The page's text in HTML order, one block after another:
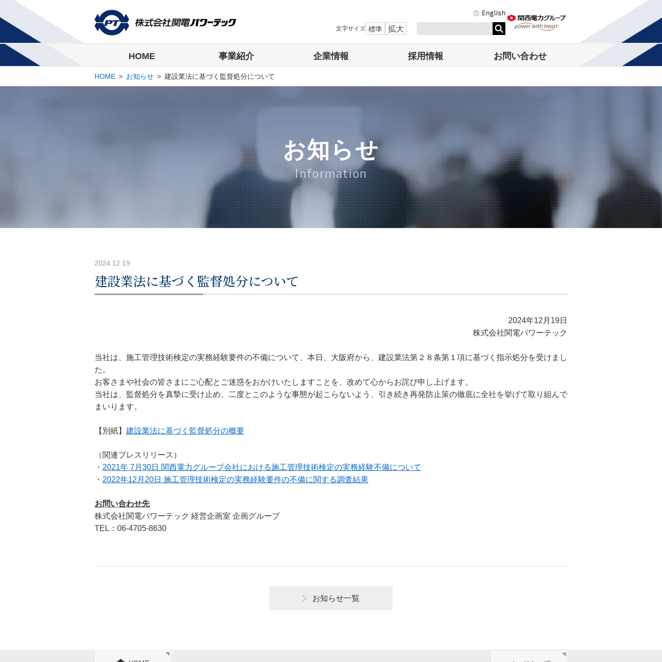
文字サイズ 標準 拡大
HOME 事業紹介 企業情報 採用情報 お問い合わせ
HOME > お知らせ > 建設業法に基づく監督処分について
お知らせ
Information
2024.12.19
建設業法に基づく監督処分について
2024年12月19日
株式会社関電パワーテック
当社は、施工管理技術検定の実務経験要件の不備について、本日、大阪府から、建設業法第２８条第１項に基づく指示処分を受けまし
た。
お客さまや社会の皆さまにご心配とご迷惑をおかけいたしますことを、改めて心からお詫び申し上げます。
当社は、監督処分を真摯に受け止め、二度とこのような事態が起こらないよう、引き続き再発防止策の徹底に全社を挙げて取り組んで
まいります。
【別紙】 建設業法に基づく監督処分の概要
（関連プレスリリース）
・ 2021年 7月30日 関西電力グループ会社における施工管理技術検定の実務経験不備について
・ 2022年12月20日 施工管理技術検定の実務経験要件の不備に関する調査結果
お問い合わせ先
株式会社関電パワーテック 経営企画室 企画グループ
TEL：06-4705-8630
お知らせ一覧